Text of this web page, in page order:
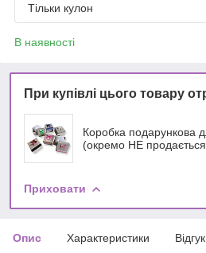
Тільки кулон
В наявності
При купівлі цього товару
Коробка подарункова
(окремо НЕ
Приховати
Опис Характеристики